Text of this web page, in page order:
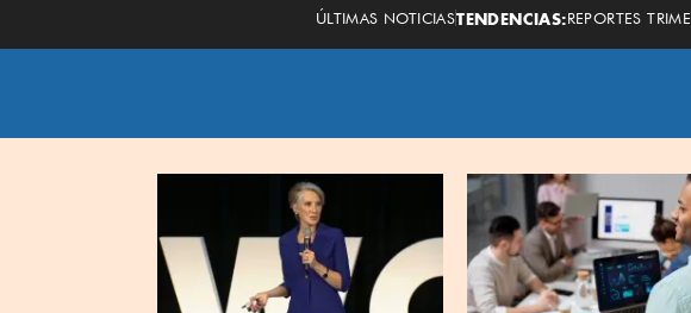
ÚLTIMAS NOTICIASTENDENCIAS:REPORTES